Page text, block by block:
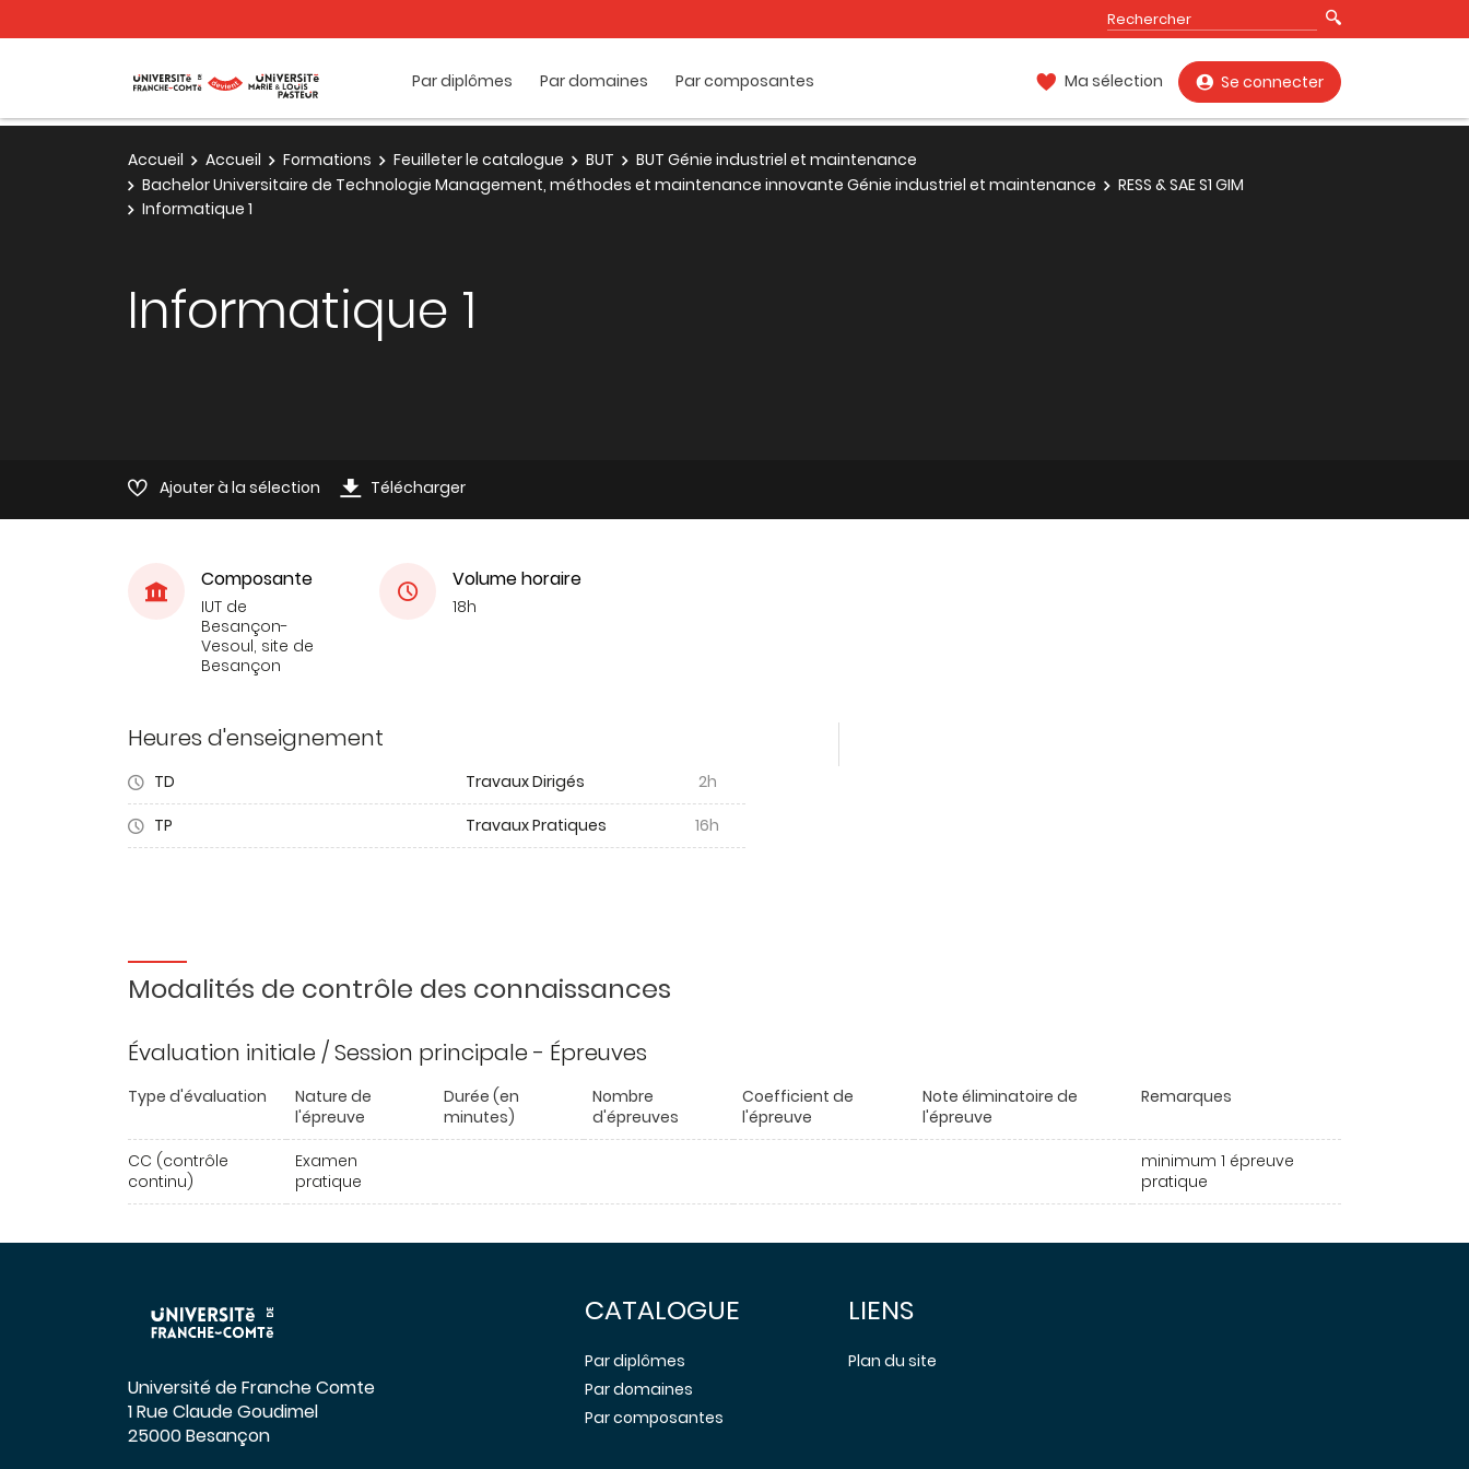
Par diplômes Par domaines Par composantes Ma sélection Se connecter
Accueil Accueil Formations Feuilleter le catalogue BUT
BUT Génie industriel et maintenance
Bachelor Universitaire de Technologie Management, méthodes et maintenance innovante Génie industriel et maintenance
RESS & SAE S1 GIM
Informatique 1
Informatique 1
Ajouter à la sélection Télécharger
Composante
IUT de
Besançon-
Vesoul, site de
Besançon
Volume horaire
18h
Heures d'enseignement
TD Travaux Dirigés
2h
TP
Travaux Pratiques 16h
Modalités de contrôle des connaissances
Évaluation initiale / Session principale - Épreuves
Type d'évaluation
Nature de
l'épreuve
Durée (en
minutes)
Nombre
d'épreuves
Coefficient de
l'épreuve
Note éliminatoire de
l'épreuve
Remarques
CC (contrôle
continu)
Examen
pratique
minimum 1 épreuve
pratique
Université de Franche Comte
1 Rue Claude Goudimel
25000 Besançon
CATALOGUE
Par diplômes
Par domaines
Par composantes
LIENS
Plan du site